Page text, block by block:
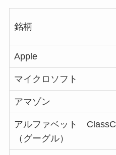
銘柄
Apple
マイクロソフト
アマゾン
アルファベット ClassC
（グーグル）